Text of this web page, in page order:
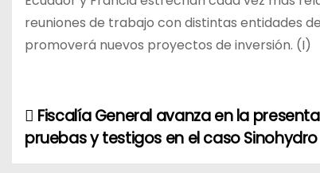
reuniones de trabajo con distintas entidades
promoverá nuevos proyectos de inversión. (I)
N
a
Fiscalía General avanza en la
pruebas y testigos en el caso Sinohydro